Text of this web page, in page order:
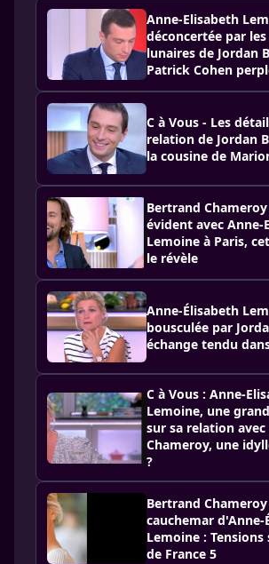
Anne-Elisabeth
déconcertée par
lunaires de Jordan
Patrick Cohen
C à Vous - Les
relation de Jordan
la cousine de
Bertrand
évident avec Anne-
Lemoine à Paris,
le révèle
Anne-Élisabeth
bousculée par
échange tendu
C à Vous : Anne-
Lemoine, une
sur sa relation
Chameroy, une
?
Bertrand
cauchemar d'Anne-
Lemoine :
de France 5